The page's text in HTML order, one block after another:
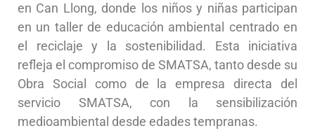
en Can Llong, donde los niños y niñas participan
en un taller de educación ambiental centrado en
el reciclaje y la sostenibilidad. Esta iniciativa
refleja el compromiso de SMATSA, tanto desde su
Obra Social como de la empresa directa del
servicio SMATSA, con la sensibilización
medioambiental desde edades tempranas.